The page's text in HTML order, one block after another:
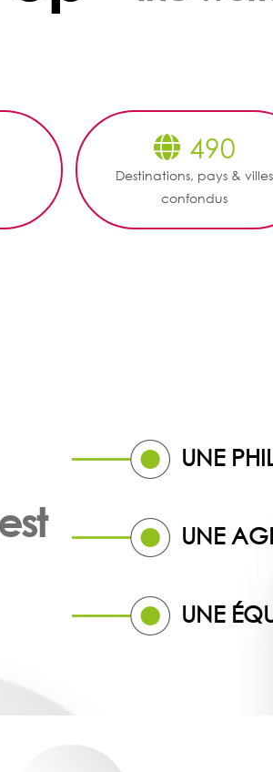
490
Destinations, pays & villes
confondus
UNE
UNE
UNE